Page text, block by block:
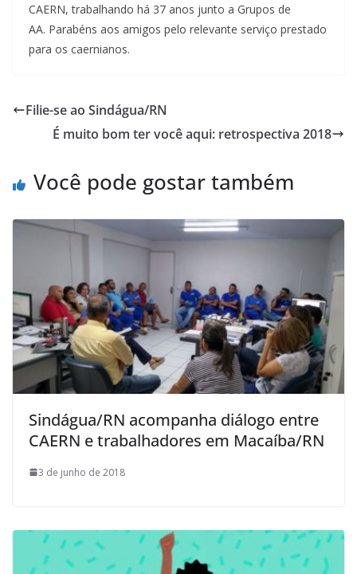
CAERN, trabalhando há 37 anos junto a Grupos de
AA. Parabéns aos amigos pelo relevante serviço prestado
para os caernianos.
Filie-se ao Sindágua/RN
É muito bom ter você aqui: retrospectiva 2018
Você pode gostar também
Sindágua/RN acompanha diálogo entre
CAERN e trabalhadores em Macaíba/RN
3 de junho de 2018